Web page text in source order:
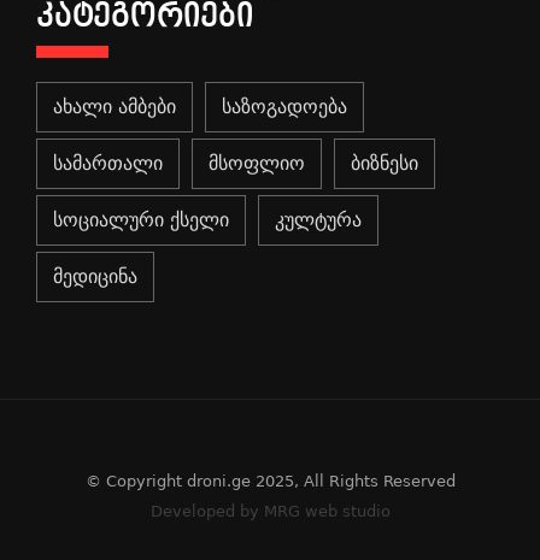
ᲙᲐᲢᲔᲒᲝᲠᲘᲔᲑᲘ
ახალი ამბები საზოგადოება
სამართალი მსოფლიო ბიზნესი
სოციალური ქსელი კულტურა
მედიცინა
© Copyright droni.ge 2025, All Rights Reserved
Developed by MRG web studio